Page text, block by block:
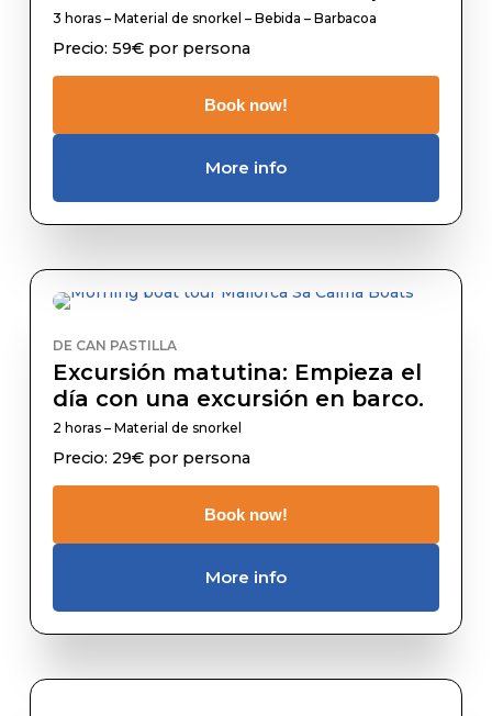
3 horas – Material de snorkel – Bebida – Barbacoa
Precio: 59€ por persona
Book now!
More info
DE CAN PASTILLA
Excursión matutina: Empieza el
día con una excursión en barco.
2 horas – Material de snorkel
Precio: 29€ por persona
Book now!
More info